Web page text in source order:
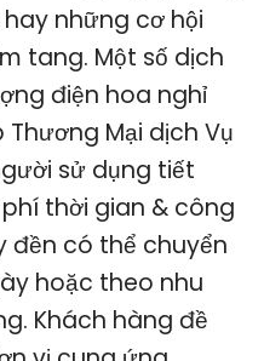
những cơ hội
tang. Một số dịch
điện hoa nghỉ
Mại dịch Vụ
sử dụng tiết
thời gian & công
đền có thể chuyển
hoặc theo nhu
Khách hàng đề